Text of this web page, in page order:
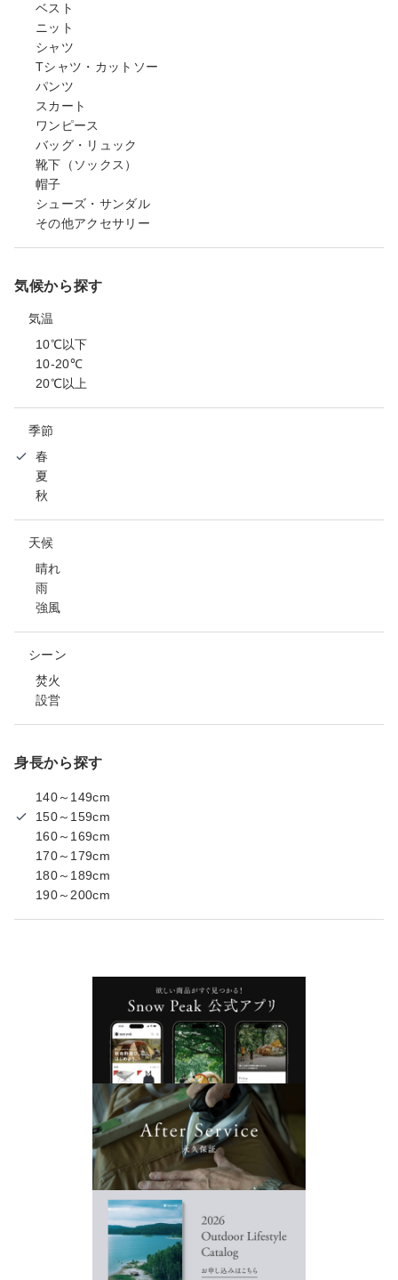
ベスト
ニット
シャツ
Tシャツ・カットソー
パンツ
スカート
ワンピース
バッグ・リュック
靴下（ソックス）
帽子
シューズ・サンダル
その他アクセサリー
気候から探す
気温
10℃以下
10-20℃
20℃以上
季節
春
夏
秋
天候
晴れ
雨
強風
シーン
焚火
設営
身長から探す
140～149cm
150～159cm
160～169cm
170～179cm
180～189cm
190～200cm